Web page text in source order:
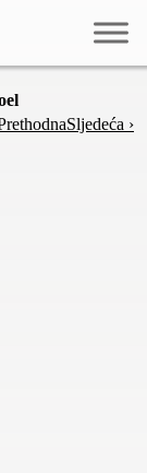
Sljedeća ›